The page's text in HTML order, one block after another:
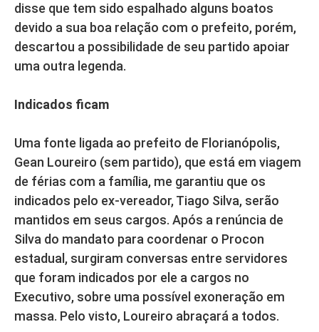
disse que tem sido espalhado alguns boatos
devido a sua boa relação com o prefeito, porém,
descartou a possibilidade de seu partido apoiar
uma outra legenda.
Indicados ficam
Uma fonte ligada ao prefeito de Florianópolis,
Gean Loureiro (sem partido), que está em viagem
de férias com a família, me garantiu que os
indicados pelo ex-vereador, Tiago Silva, serão
mantidos em seus cargos. Após a renúncia de
Silva do mandato para coordenar o Procon
estadual, surgiram conversas entre servidores
que foram indicados por ele a cargos no
Executivo, sobre uma possível exoneração em
massa. Pelo visto, Loureiro abraçará a todos.